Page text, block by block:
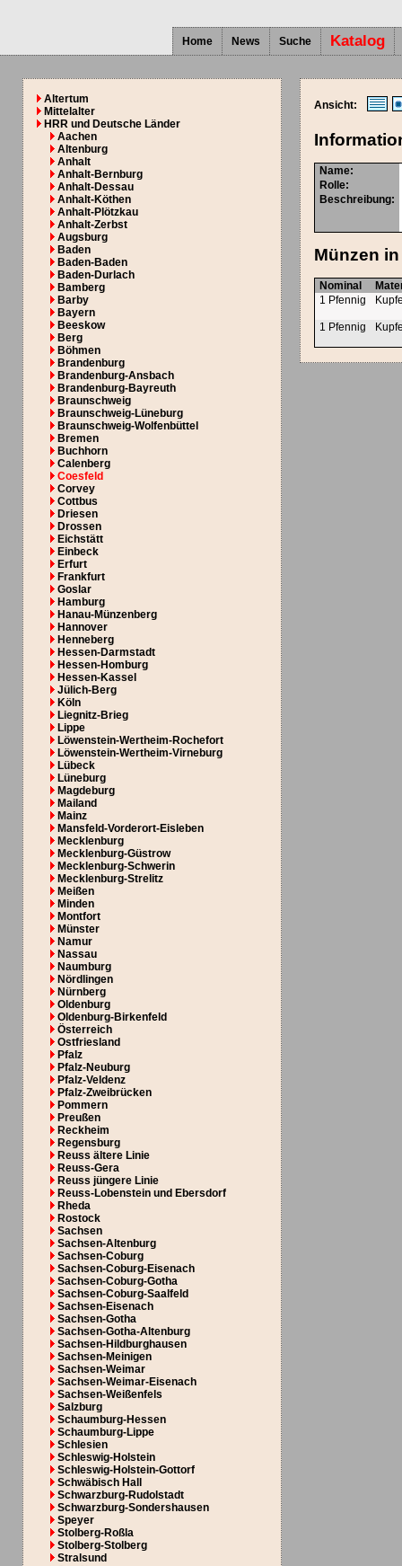
Home News Suche Katalog
Altertum
Mittelalter
HRR und Deutsche Länder
Aachen
Altenburg
Anhalt
Anhalt-Bernburg
Anhalt-Dessau
Anhalt-Köthen
Anhalt-Plötzkau
Anhalt-Zerbst
Augsburg
Baden
Baden-Baden
Baden-Durlach
Bamberg
Barby
Bayern
Beeskow
Berg
Böhmen
Brandenburg
Brandenburg-Ansbach
Brandenburg-Bayreuth
Braunschweig
Braunschweig-Lüneburg
Braunschweig-Wolfenbüttel
Bremen
Buchhorn
Calenberg
Coesfeld
Corvey
Cottbus
Driesen
Drossen
Eichstätt
Einbeck
Erfurt
Frankfurt
Goslar
Hamburg
Hanau-Münzenberg
Hannover
Henneberg
Hessen-Darmstadt
Hessen-Homburg
Hessen-Kassel
Jülich-Berg
Köln
Liegnitz-Brieg
Lippe
Löwenstein-Wertheim-Rochefort
Löwenstein-Wertheim-Virneburg
Lübeck
Lüneburg
Magdeburg
Mailand
Mainz
Mansfeld-Vorderort-Eisleben
Mecklenburg
Mecklenburg-Güstrow
Mecklenburg-Schwerin
Mecklenburg-Strelitz
Meißen
Minden
Montfort
Münster
Namur
Nassau
Naumburg
Nördlingen
Nürnberg
Oldenburg
Oldenburg-Birkenfeld
Österreich
Ostfriesland
Pfalz
Pfalz-Neuburg
Pfalz-Veldenz
Pfalz-Zweibrücken
Pommern
Preußen
Reckheim
Regensburg
Reuss ältere Linie
Reuss-Gera
Reuss jüngere Linie
Reuss-Lobenstein und Ebersdorf
Rheda
Rostock
Sachsen
Sachsen-Altenburg
Sachsen-Coburg
Sachsen-Coburg-Eisenach
Sachsen-Coburg-Gotha
Sachsen-Coburg-Saalfeld
Sachsen-Eisenach
Sachsen-Gotha
Sachsen-Gotha-Altenburg
Sachsen-Hildburghausen
Sachsen-Meinigen
Sachsen-Weimar
Sachsen-Weimar-Eisenach
Sachsen-Weißenfels
Salzburg
Schaumburg-Hessen
Schaumburg-Lippe
Schlesien
Schleswig-Holstein
Schleswig-Holstein-Gottorf
Schwäbisch Hall
Schwarzburg-Rudolstadt
Schwarzburg-Sondershausen
Speyer
Stolberg-Roßla
Stolberg-Stolberg
Stralsund
Ansicht:
Name:
Rolle:
Beschreibung:
Münzen
Nominal
1 Pfennig
1 Pfennig